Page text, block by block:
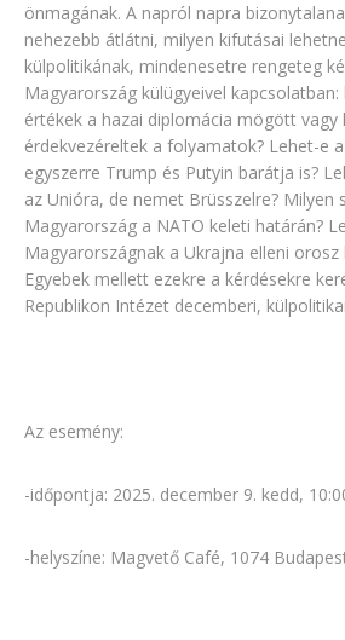
önmagának. A napról napra
nehezebb átlátni, milyen kifutásai
külpolitikának, mindenesetre rengeteg
Magyarország külügyeivel
értékek a hazai diplomácia mögött vagy
érdekvezéreltek a folyamatok? Lehet-e
egyszerre Trump és Putyin barátja is?
az Unióra, de nemet Brüsszelre? Milyen
Magyarország a NATO keleti határán?
Magyarországnak a Ukrajna elleni
Egyebek mellett ezekre a kérdésekre
Republikon Intézet decemberi,
Az esemény:
-időpontja: 2025. december 9. kedd,
-helyszíne: Magvető Café, 1074